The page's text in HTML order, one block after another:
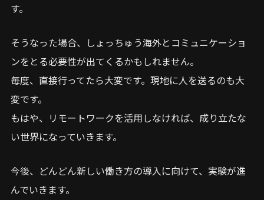
す。
そうなった場合、しょっちゅう海外とコミュニケーショ
ンをとる必要性が出てくるかもしれません。
毎度、直接行ってたら大変です。現地に人を送るのも大
変です。
もはや、リモートワークを活用しなければ、成り立たな
い世界になっていきます。
今後、どんどん新しい働き方の導入に向けて、実験が進
んでいきます。